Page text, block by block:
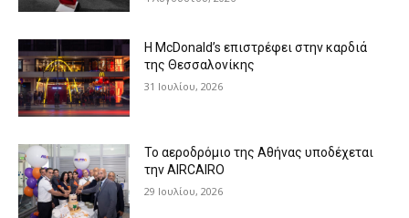
Η McDonald’s επιστρέφει στην καρδιά
της Θεσσαλονίκης
31 Ιουλίου, 2026
Το αεροδρόμιο της Αθήνας υποδέχεται
την AIRCAIRO
29 Ιουλίου, 2026